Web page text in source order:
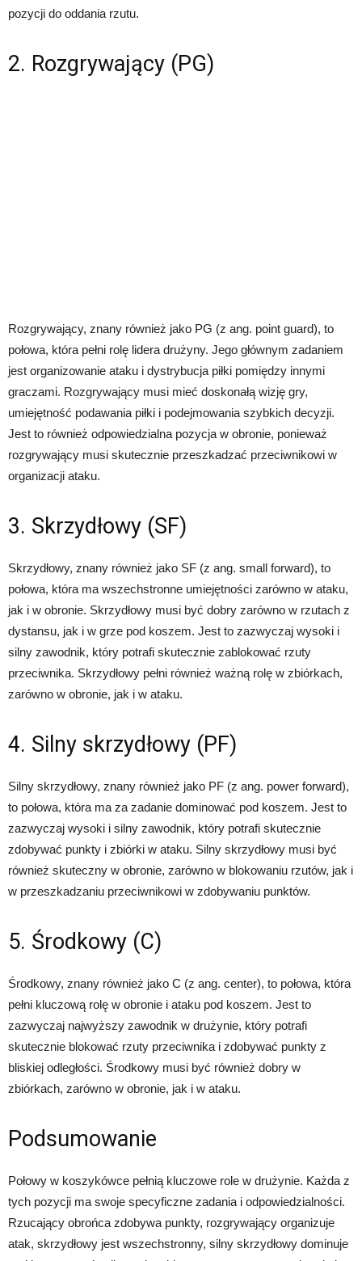
pozycji do oddania rzutu.
2. Rozgrywający (PG)
Rozgrywający, znany również jako PG (z ang. point guard), to
połowa, która pełni rolę lidera drużyny. Jego głównym zadaniem
jest organizowanie ataku i dystrybucja piłki pomiędzy innymi
graczami. Rozgrywający musi mieć doskonałą wizję gry,
umiejętność podawania piłki i podejmowania szybkich decyzji.
Jest to również odpowiedzialna pozycja w obronie, ponieważ
rozgrywający musi skutecznie przeszkadzać przeciwnikowi w
organizacji ataku.
3. Skrzydłowy (SF)
Skrzydłowy, znany również jako SF (z ang. small forward), to
połowa, która ma wszechstronne umiejętności zarówno w ataku,
jak i w obronie. Skrzydłowy musi być dobry zarówno w rzutach z
dystansu, jak i w grze pod koszem. Jest to zazwyczaj wysoki i
silny zawodnik, który potrafi skutecznie zablokować rzuty
przeciwnika. Skrzydłowy pełni również ważną rolę w zbiórkach,
zarówno w obronie, jak i w ataku.
4. Silny skrzydłowy (PF)
Silny skrzydłowy, znany również jako PF (z ang. power forward),
to połowa, która ma za zadanie dominować pod koszem. Jest to
zazwyczaj wysoki i silny zawodnik, który potrafi skutecznie
zdobywać punkty i zbiórki w ataku. Silny skrzydłowy musi być
również skuteczny w obronie, zarówno w blokowaniu rzutów, jak i
w przeszkadzaniu przeciwnikowi w zdobywaniu punktów.
5. Środkowy (C)
Środkowy, znany również jako C (z ang. center), to połowa, która
pełni kluczową rolę w obronie i ataku pod koszem. Jest to
zazwyczaj najwyższy zawodnik w drużynie, który potrafi
skutecznie blokować rzuty przeciwnika i zdobywać punkty z
bliskiej odległości. Środkowy musi być również dobry w
zbiórkach, zarówno w obronie, jak i w ataku.
Podsumowanie
Połowy w koszykówce pełnią kluczowe role w drużynie. Każda z
tych pozycji ma swoje specyficzne zadania i odpowiedzialności.
Rzucający obrońca zdobywa punkty, rozgrywający organizuje
atak, skrzydłowy jest wszechstronny, silny skrzydłowy dominuje